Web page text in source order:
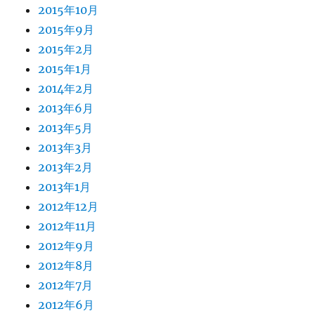
2015年10月
2015年9月
2015年2月
2015年1月
2014年2月
2013年6月
2013年5月
2013年3月
2013年2月
2013年1月
2012年12月
2012年11月
2012年9月
2012年8月
2012年7月
2012年6月